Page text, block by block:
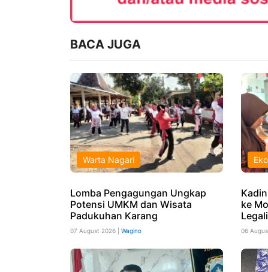
BACA JUGA
Warta Nagari
Lomba Pengagungan Ungkap
Potensi UMKM dan Wisata
Padukuhan Karang
07 August 2026 | Wagino
ke
06